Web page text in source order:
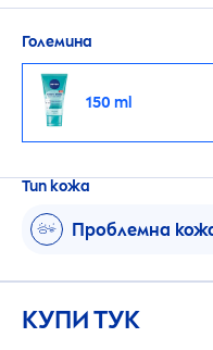
Големина
150 ml
Тип кожа
Проблемна
КУПИ ТУК